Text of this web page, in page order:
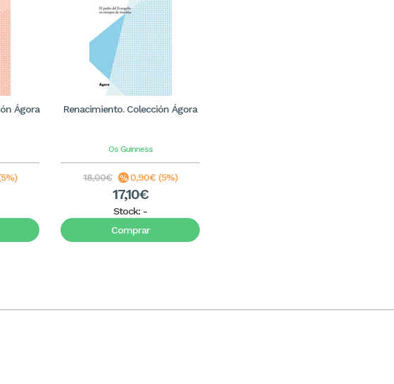
Ágora Renacimiento. Colección Ágora
Os Guinness
18,00€ 0,90€ (5%)
17,10€
Stock: -
Comprar